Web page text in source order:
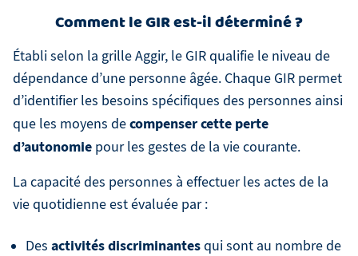
Comment le GIR est-il déterminé ?
Établi selon la grille Aggir, le GIR qualifie le niveau de
dépendance d’une personne âgée. Chaque GIR permet
d’identifier les besoins spécifiques des personnes ainsi
que les moyens decompenser cette perte
d’autonomie pour les gestes de la vie courante.
La capacité des personnes à effectuer les actes de la
vie quotidienne est évaluée par :
Des activités discriminantesqui sont au nombre de